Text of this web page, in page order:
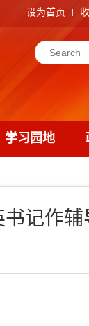
设为首页
学习园地
记作辅